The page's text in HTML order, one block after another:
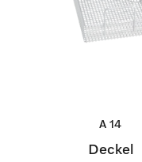
A 14
Deckel